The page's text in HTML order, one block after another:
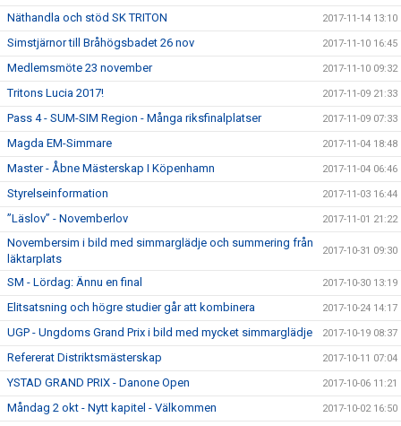
Näthandla och stöd SK TRITON 2017-11-14 13:10
Simstjärnor till Bråhögsbadet 26 nov 2017-11-10 16:45
Medlemsmöte 23 november 2017-11-10 09:32
Tritons Lucia 2017! 2017-11-09 21:33
Pass 4 - SUM-SIM Region - Många riksfinalplatser 2017-11-09 07:33
Magda EM-Simmare 2017-11-04 18:48
Master - Åbne Mästerskap I Köpenhamn 2017-11-04 06:46
Styrelseinformation 2017-11-03 16:44
”Läslov” - Novemberlov 2017-11-01 21:22
Novembersim i bild med simmarglädje och summering från
läktarplats
2017-10-31 09:30
SM - Lördag: Ännu en final 2017-10-30 13:19
Elitsatsning och högre studier går att kombinera 2017-10-24 14:17
UGP - Ungdoms Grand Prix i bild med mycket simmarglädje 2017-10-19 08:37
Refererat Distriktsmästerskap 2017-10-11 07:04
YSTAD GRAND PRIX - Danone Open 2017-10-06 11:21
Måndag 2 okt - Nytt kapitel - Välkommen 2017-10-02 16:50